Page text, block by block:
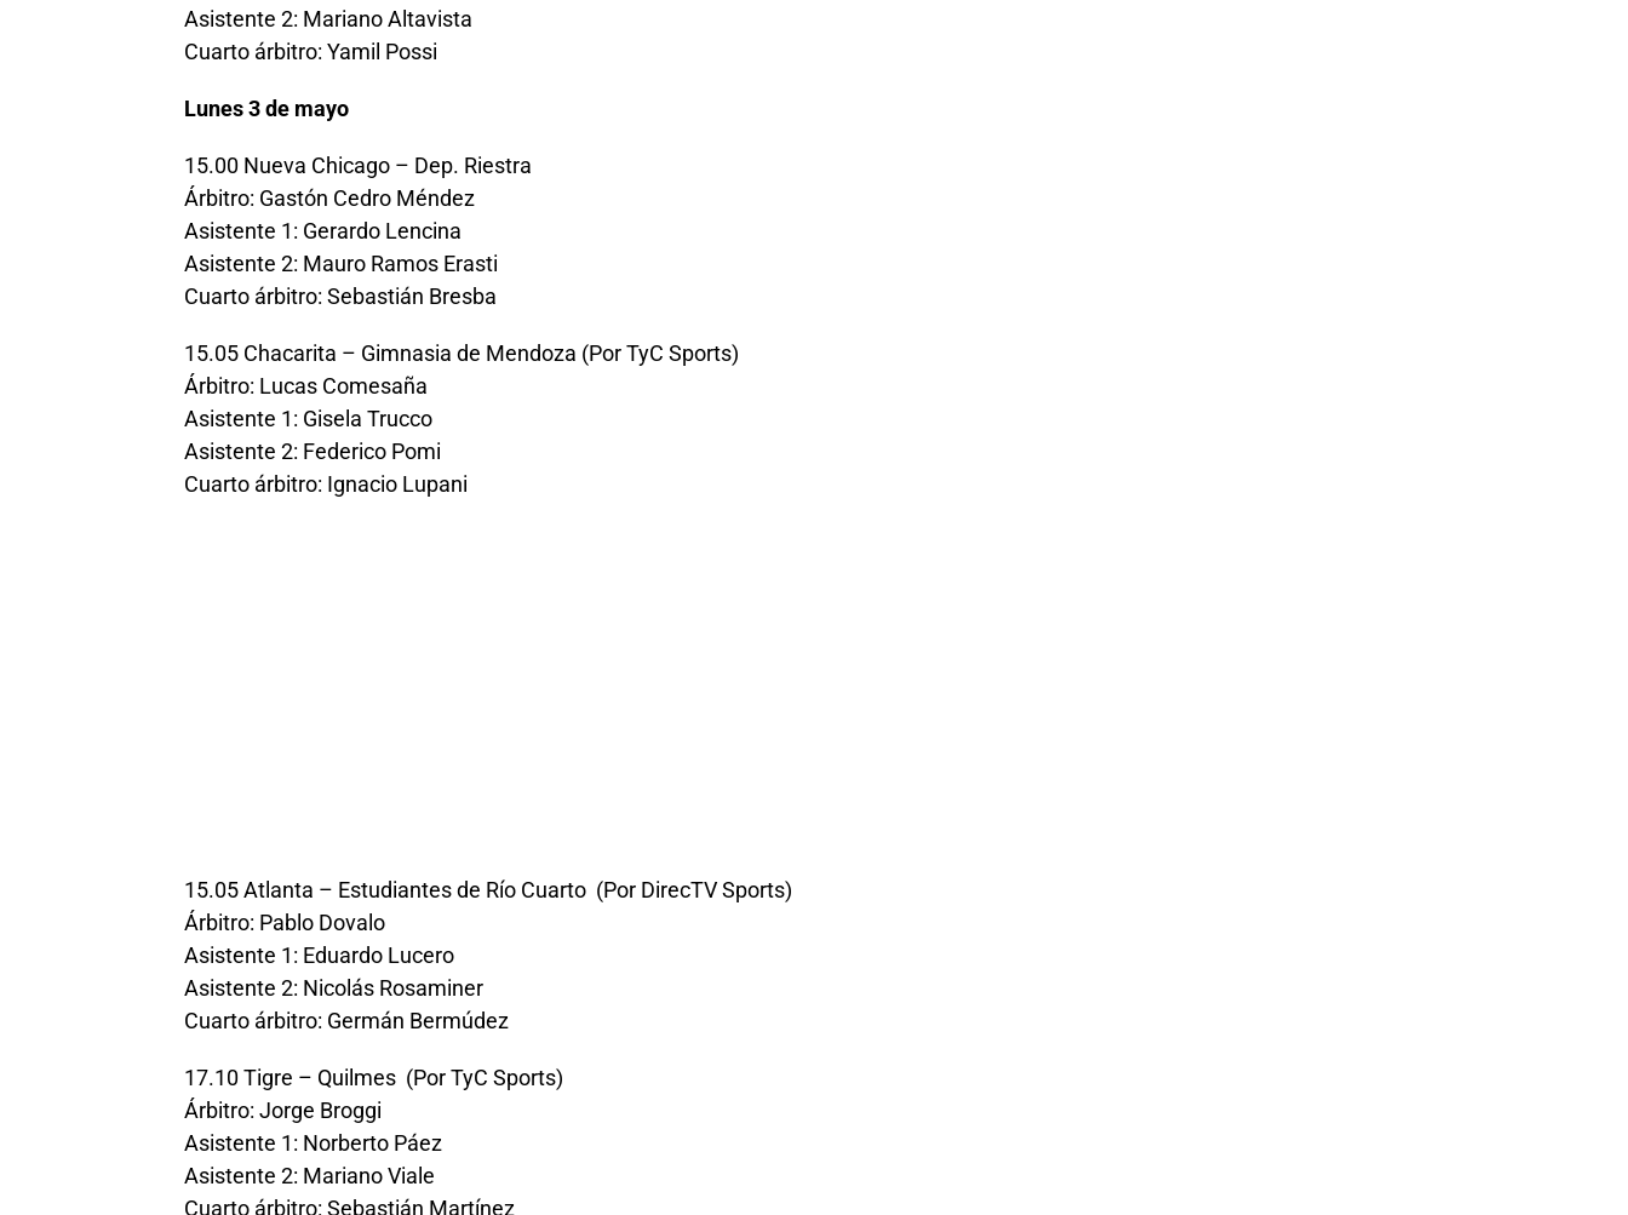
Asistente 2: Mariano Altavista
Cuarto árbitro: Yamil Possi
Lunes 3 de mayo
15.00 Nueva Chicago – Dep. Riestra
Árbitro: Gastón Cedro Méndez
Asistente 1: Gerardo Lencina
Asistente 2: Mauro Ramos Erasti
Cuarto árbitro: Sebastián Bresba
15.05 Chacarita – Gimnasia de Mendoza (Por TyC Sports)
Árbitro: Lucas Comesaña
Asistente 1: Gisela Trucco
Asistente 2: Federico Pomi
Cuarto árbitro: Ignacio Lupani
15.05 Atlanta – Estudiantes de Río Cuarto (Por DirecTV Sports)
Árbitro: Pablo Dovalo
Asistente 1: Eduardo Lucero
Asistente 2: Nicolás Rosaminer
Cuarto árbitro: Germán Bermúdez
17.10 Tigre – Quilmes (Por TyC Sports)
Árbitro: Jorge Broggi
Asistente 1: Norberto Páez
Asistente 2: Mariano Viale
Cuarto árbitro: Sebastián Martínez